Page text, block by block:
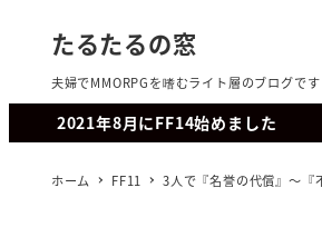
たるたるの窓
夫婦でMMORPGを嗜むライト層のブログです
2021年8月にFF14始めました
ホーム FF11 3人で『名誉の代償』～『